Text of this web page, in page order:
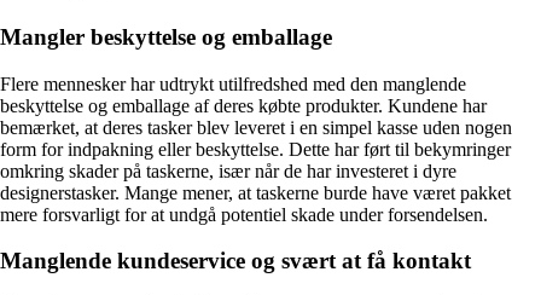
Mangler beskyttelse og emballage
Flere mennesker har udtrykt utilfredshed med den manglende
beskyttelse og emballage af deres købte produkter. Kundene har
bemærket, at deres tasker blev leveret i en simpel kasse uden nogen
form for indpakning eller beskyttelse. Dette har ført til bekymringer
omkring skader på taskerne, især når de har investeret i dyre
designerstasker. Mange mener, at taskerne burde have været pakket
mere forsvarligt for at undgå potentiel skade under forsendelsen.
Manglende kundeservice og svært at få kontakt